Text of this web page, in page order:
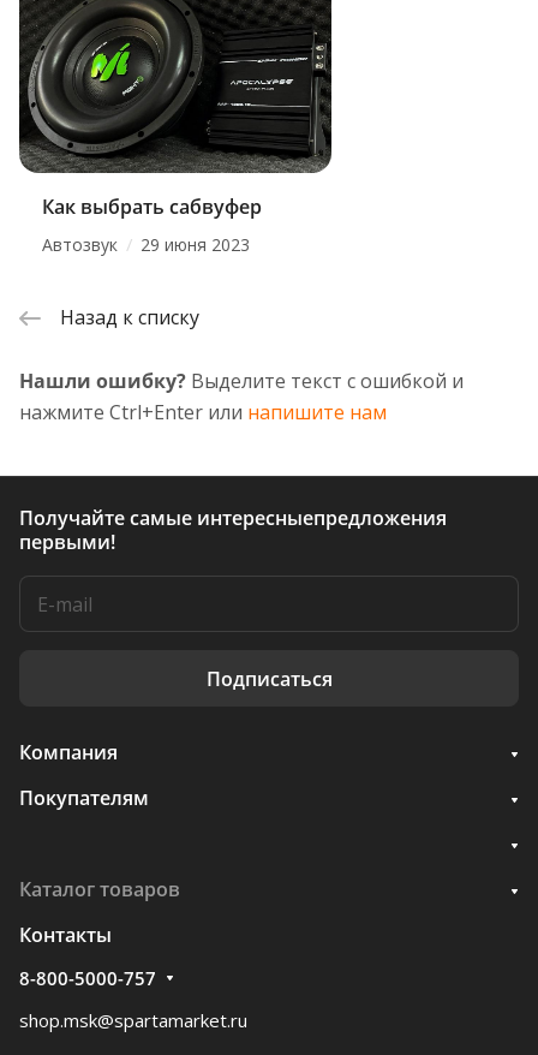
Как выбрать сабвуфер
Автозвук / 29 июня 2023
Назад к списку
Нашли ошибку? Выделите текст с ошибкой и
нажмите Ctrl+Enter или напишите нам
Получайте самые интересныепредложения
первыми!
Подписаться
Компания
Покупателям
Каталог товаров
Контакты
8-800-5000-757
shop.msk@spartamarket.ru